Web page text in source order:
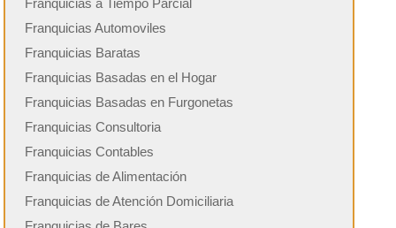
Franquicias Automoviles
Franquicias Baratas
Franquicias Basadas en el Hogar
Franquicias Basadas en Furgonetas
Franquicias Consultoria
Franquicias Contables
Franquicias de Alimentación
Franquicias de Atención Domiciliaria